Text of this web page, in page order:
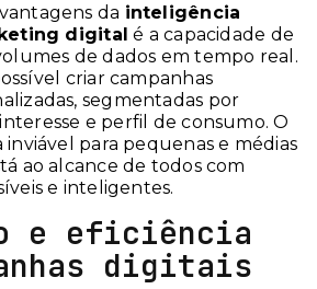
da inteligência
digital é a capacidade de
de dados em tempo real.
criar campanhas
segmentadas por
e perfil de consumo. O
para pequenas e médias
ao alcance de todos com
e inteligentes.
e eficiência
digitais